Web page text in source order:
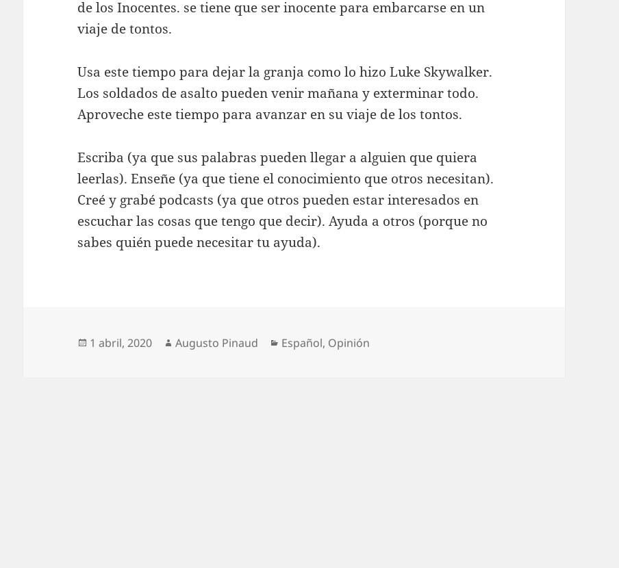
de los Inocentes. se tiene que ser inocente para embarcarse en un
viaje de tontos.
Usa este tiempo para dejar la granja como lo hizo Luke Skywalker.
Los soldados de asalto pueden venir mañana y exterminar todo.
Aproveche este tiempo para avanzar en su viaje de los tontos.
Escriba (ya que sus palabras pueden llegar a alguien que quiera
leerlas). Enseñe (ya que tiene el conocimiento que otros necesitan).
Creé y grabé podcasts (ya que otros pueden estar interesados en
escuchar las cosas que tengo que decir). Ayuda a otros (porque no
sabes quién puede necesitar tu ayuda).
Publicado
1 abril, 2020 Autor
Augusto Pinaud Categorías
Español, Opinión